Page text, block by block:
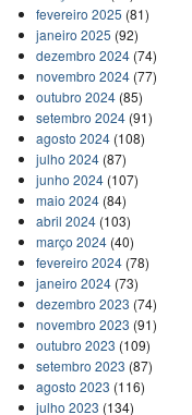
fevereiro 2025 (81)
janeiro 2025 (92)
dezembro 2024(74)
novembro 2024(77)
outubro 2024(85)
setembro 2024(91)
agosto 2024(108)
julho 2024(87)
junho 2024(107)
maio 2024(84)
abril 2024(103)
março 2024(40)
fevereiro 2024(78)
janeiro 2024(73)
dezembro 2023 (74)
novembro 2023 (91)
outubro 2023 (109)
setembro 2023 (87)
agosto 2023 (116)
julho 2023 (134)